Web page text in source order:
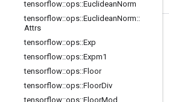
tensorflow::ops::EuclideanNorm
tensorflow::ops::EuclideanNorm::
Attrs
tensorflow::ops::Exp
tensorflow::ops::Expm1
tensorflow::ops::Floor
tensorflow::ops::FloorDiv
tensorflow::ops::FloorMod
Permanecer conectado
Blog
Fórum